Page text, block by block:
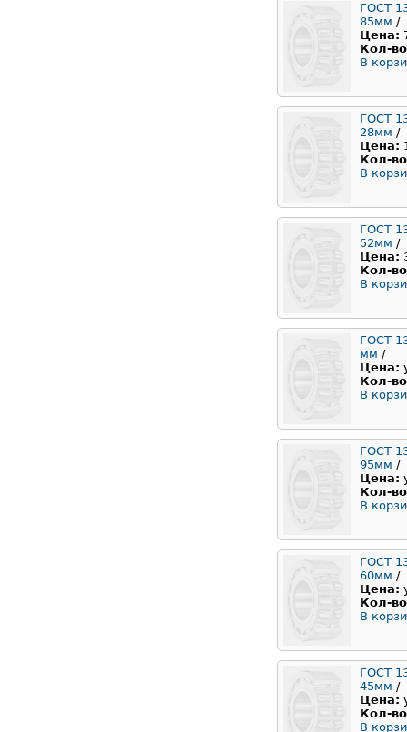
ГОСТ
85мм /
Цена:
Кол-
В
ГОСТ
28мм /
Цена:
Кол-
В
ГОСТ
52мм /
Цена:
Кол-
В
ГОСТ
мм /
Цена:
Кол-
В
ГОСТ
95мм /
Цена:
Кол-
В
ГОСТ
60мм /
Цена:
Кол-
В
ГОСТ
45мм /
Цена:
Кол-
В